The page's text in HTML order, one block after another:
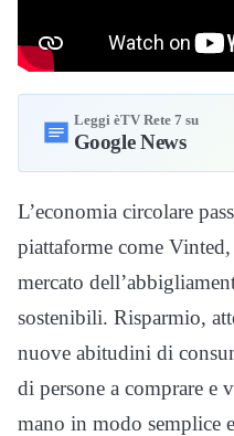
Leggi èTV Rete 7 su
Google News
L’economia circolare
piattaforme come
mercato
sostenibili. Risparmio,
nuove abitudini di
di persone a comprare e
mano in modo semplice